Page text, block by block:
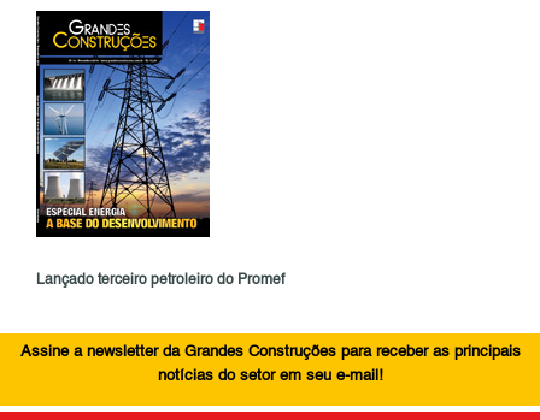
Lançado terceiro petroleiro do Promef
Assine a newsletter da Grandes Construções para receber as principais
notícias do setor em seu e-mail!